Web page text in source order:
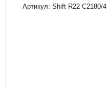
Артикул: Shift R22 C2180/4